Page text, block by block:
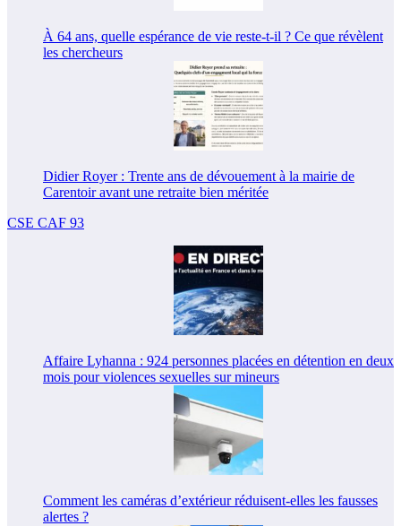
À 64 ans, quelle espérance de vie reste-t-il ? Ce que révèlent
les chercheurs
Didier Royer : Trente ans de dévouement à la mairie de
Carentoir avant une retraite bien méritée
CSE CAF 93
Affaire Lyhanna : 924 personnes placées en détention en deux
mois pour violences sexuelles sur mineurs
Comment les caméras d’extérieur réduisent-elles les fausses
alertes ?